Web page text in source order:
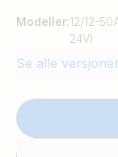
Modeller:12/12-
24V)
Se alle versjoner